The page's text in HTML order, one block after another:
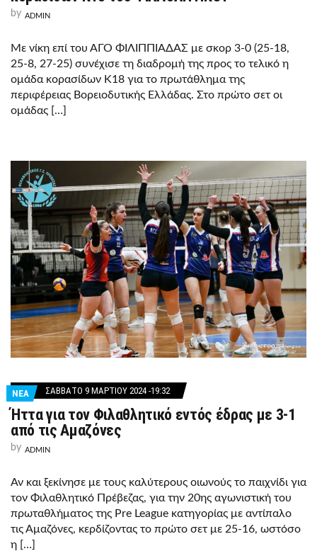
by ADMIN
Με νίκη επί του ΑΓΟ ΦΙΛΙΠΠΙΑΔΑΣ με σκορ 3-0 (25-18,
25-8, 27-25) συνέχισε τη διαδρομή της προς το τελικό η
ομάδα κορασίδων Κ18 για το πρωτάθλημα της
περιφέρειας Βορειοδυτικής Ελλάδας. Στο πρώτο σετ οι
ομάδας […]
ΝΕΑ ΣΆΒΒΑΤΟ 9 ΜΑΡΤΊΟΥ 2024 -19:32
Ήττα για τον Φιλαθλητικό εντός έδρας με 3-1
από τις Αμαζόνες
by ADMIN
Αν και ξεκίνησε με τους καλύτερους οιωνούς το παιχνίδι για
τον Φιλαθλητικό Πρέβεζας, για την 20ης αγωνιστική του
πρωταθλήματος της Pre League κατηγορίας με αντίπαλο
τις Αμαζόνες, κερδίζοντας το πρώτο σετ με 25-16, ωστόσο
η […]